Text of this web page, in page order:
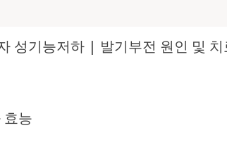
기능저하 | 발기부전 원인 및